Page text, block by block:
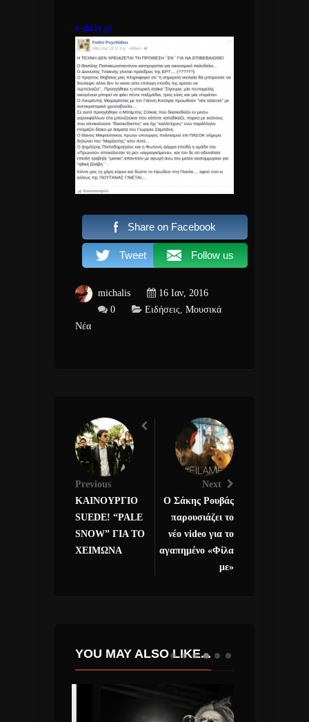
e-daily.gr
Share on Facebook
Tweet Follow us
michalis
16 Ιαν, 2016
0
Ειδήσεις Μουσικά
Νέα
Previous
ΚΑΙΝΟΥΡΓΙΟ
SUEDE! “PALE
SNOW” ΓΙΑ ΤΟ
ΧΕΙΜΩΝΑ
Next
Ο Σάκης Ρουβάς
παρουσιάζει το
νέo video για το
αγαπημένο «Φίλα
με»
YOU MAY ALSO LIKE...